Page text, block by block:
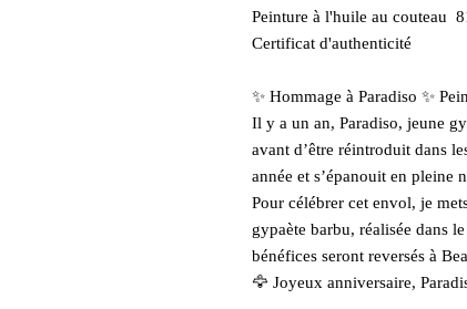
Peinture à l'huile au couteau
Certificat d'authenticité
✨ Hommage à Paradiso ✨
Il y a un an, Paradiso, jeune
avant d’être réintroduit dans
année et s’épanouit en
Pour célébrer cet envol, je
gypaète barbu, réalisée dans
bénéfices seront reversés à
🦅 Joyeux anniversaire,